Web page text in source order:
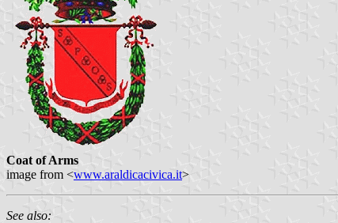
Coat of Arms
image from <www.araldicacivica.it>
See also: